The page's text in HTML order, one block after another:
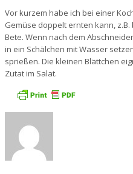
Vor kurzem habe ich bei einer
Gemüse doppelt ernten kann,
Bete. Wenn nach dem
in ein Schälchen mit Wasser
sprießen. Die kleinen Blättchen
Zutat im Salat.